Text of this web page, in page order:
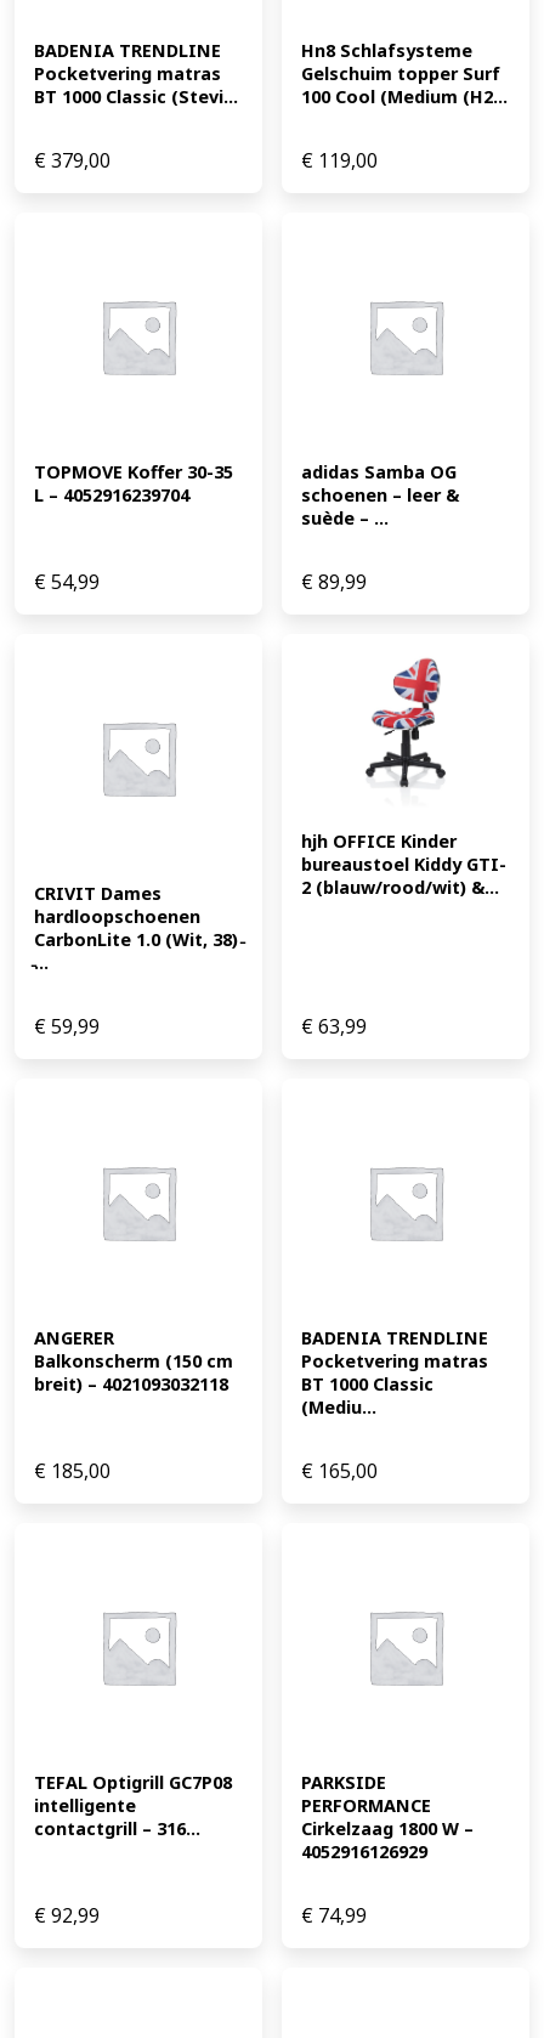
BADENIA TRENDLINE
Pocketvering matras
BT 1000 Classic (Stevi...
€379,00
Hn8 Schlafsysteme
Gelschuim topper Surf
100 Cool (Medium (H2...
€ 119,00
TOPMOVE Koffer 30-35
L – 4052916239704
€54,99
adidas Samba OG
schoenen – leer &
suède – ...
€89,99
CRIVIT Dames
hardloopschoenen
CarbonLite 1.0 (Wit, 38)
̵...
€59,99
hjh OFFICE Kinder
bureaustoel Kiddy GTI-
2 (blauw/rood/wit) &...
€63,99
ANGERER
Balkonscherm (150 cm
breit) – 4021093032118
€ 185,00
BADENIA TRENDLINE
Pocketvering matras
BT 1000 Classic
(Mediu...
€ 165,00
TEFAL Optigrill GC7P08
intelligente
contactgrill – 316...
€92,99
PARKSIDE
PERFORMANCE
Cirkelzaag 1800 W –
4052916126929
€ 74,99